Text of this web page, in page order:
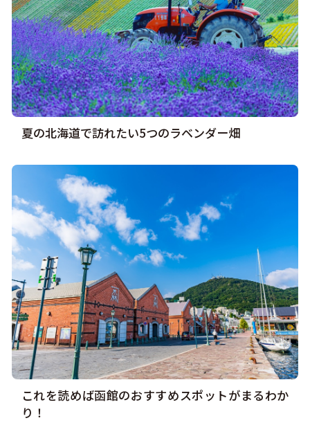
夏の北海道で訪れたい5つのラベンダー畑
これを読めば函館のおすすめスポットがまるわか
り！